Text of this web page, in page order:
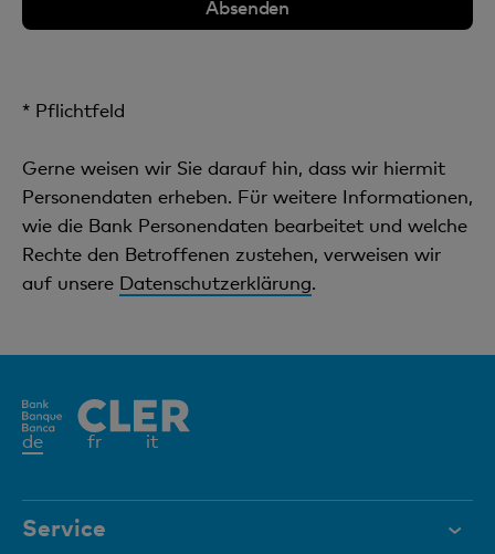
* Pflichtfeld
Gerne weisen wir Sie darauf hin, dass wir hiermit
Personendaten erheben. Für weitere Informationen,
wie die Bank Personendaten bearbeitet und welche
Rechte den Betroffenen zustehen, verweisen wir
auf unsere Datenschutzerklärung.
deAktives
fr it
Service